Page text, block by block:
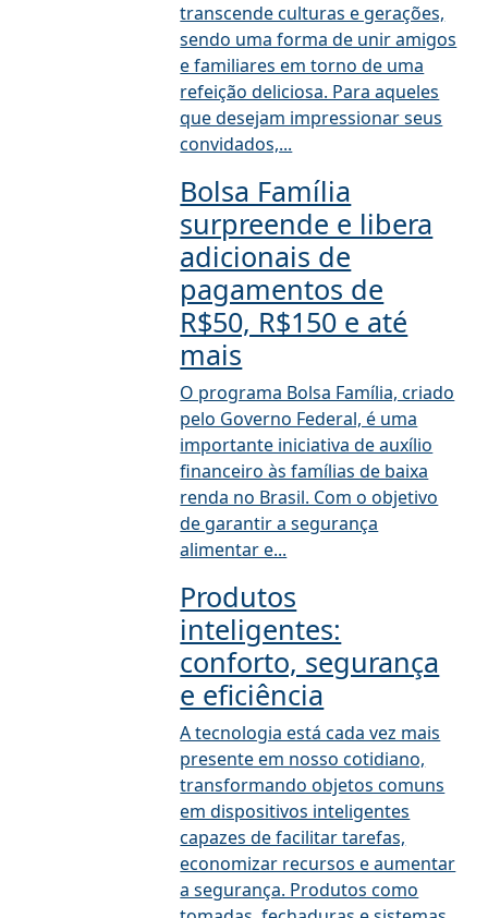
transcende culturas e gerações,
sendo uma forma de unir amigos
e familiares em torno de uma
refeição deliciosa. Para aqueles
que desejam impressionar seus
convidados,...
Bolsa Família
surpreende e libera
adicionais de
pagamentos de
R$50, R$150 e até
mais
O programa Bolsa Família, criado
pelo Governo Federal, é uma
importante iniciativa de auxílio
financeiro às famílias de baixa
renda no Brasil. Com o objetivo
de garantir a segurança
alimentar e...
Produtos
inteligentes:
conforto, segurança
e eficiência
A tecnologia está cada vez mais
presente em nosso cotidiano,
transformando objetos comuns
em dispositivos inteligentes
capazes de facilitar tarefas,
economizar recursos e aumentar
a segurança. Produtos como